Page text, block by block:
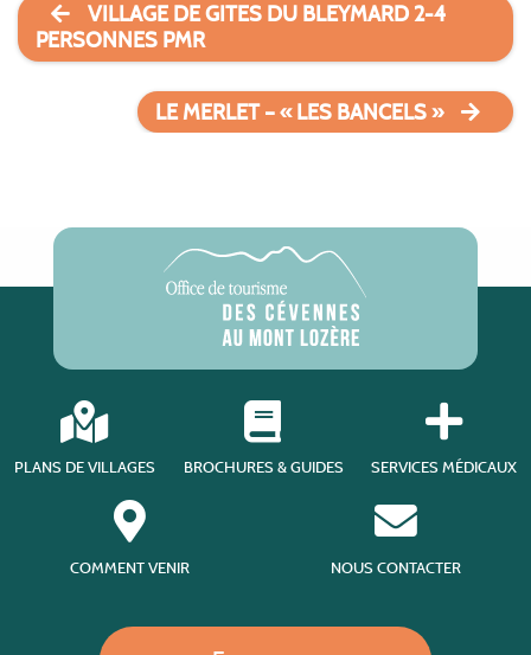
VILLAGE DE GITES DU BLEYMARD 2-4
PERSONNES PMR
LE MERLET – « LES BANCELS »
PLANS DE VILLAGES BROCHURES & GUIDES SERVICES MÉDICAUX
COMMENT VENIR NOUS CONTACTER